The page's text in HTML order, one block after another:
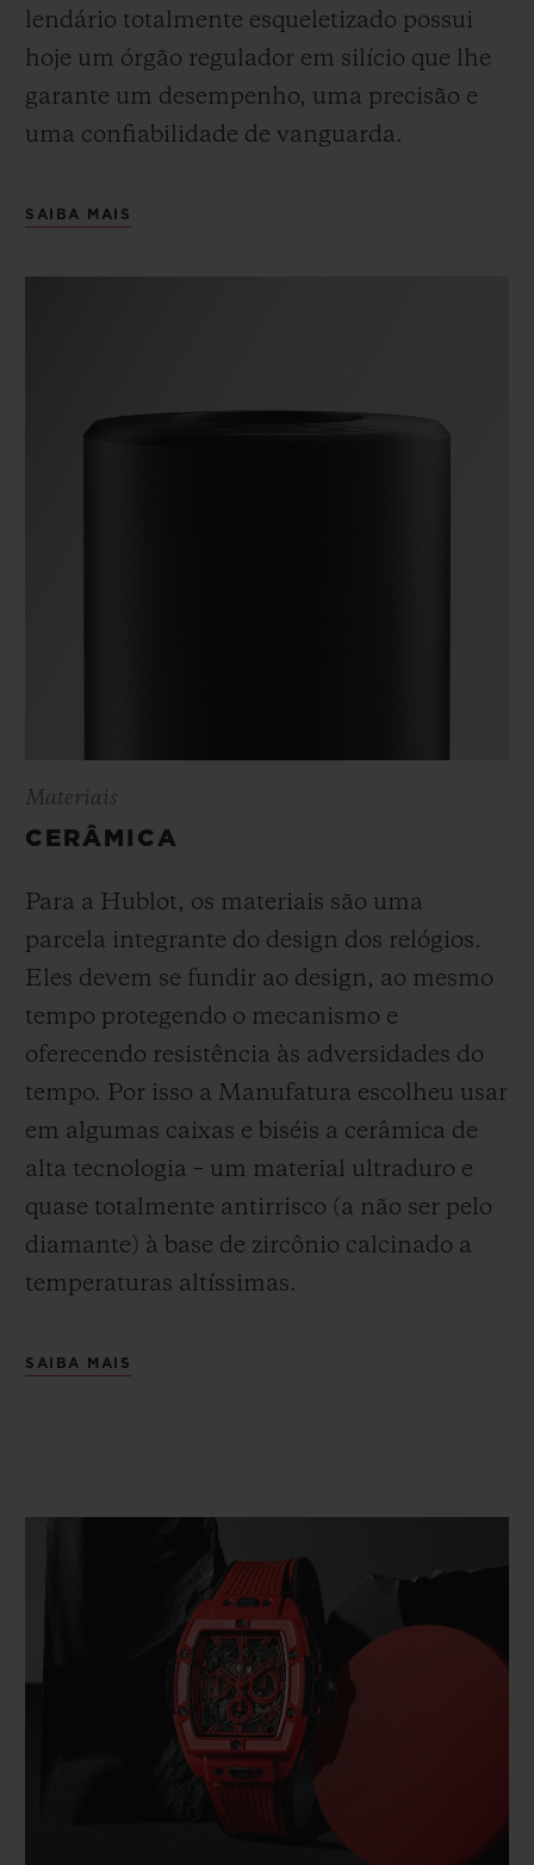
lendário totalmente esqueletizado possui
hoje um órgão regulador em silício que lhe
garante um desempenho, uma precisão e
uma confiabilidade de vanguarda.
SAIBA MAIS
Materiais
CERÂMICA
Para a Hublot, os materiais são uma
parcela integrante do design dos relógios.
Eles devem se fundir ao design, ao mesmo
tempo protegendo o mecanismo e
oferecendo resistência às adversidades do
tempo. Por isso a Manufatura escolheu usar
em algumas caixas e biséis a cerâmica de
alta tecnologia – um material ultraduro e
quase totalmente antirrisco (a não ser pelo
diamante) à base de zircônio calcinado a
temperaturas altíssimas.
SAIBA MAIS